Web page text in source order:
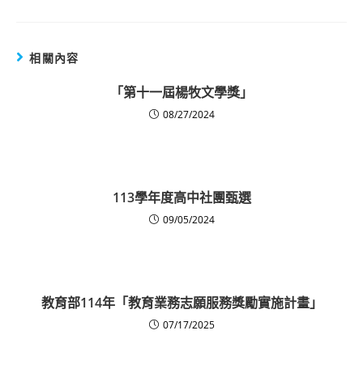
相關內容
「第十一屆楊牧文學獎」
08/27/2024
113學年度高中社團甄選
09/05/2024
教育部114年「教育業務志願服務獎勵實施計畫」
07/17/2025